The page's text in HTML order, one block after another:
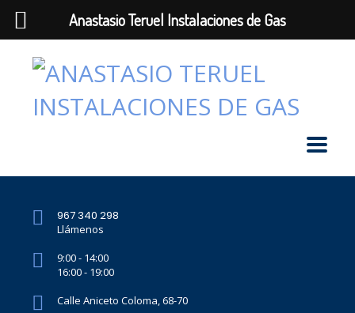
967 340 298
Llámenos
9:00 - 14:00
16:00 - 19:00
Calle Aniceto Coloma, 68-70
Anastasio Teruel Instalaciones de Gas